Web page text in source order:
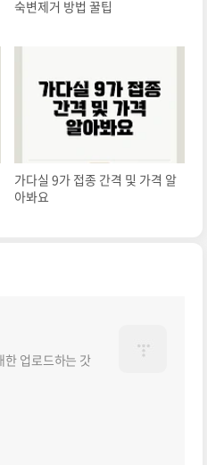
숙변제거 방법 꿀팁
가다실 9가 접종 간격 및 가격 알
아봐요
한 업로드하는 갓